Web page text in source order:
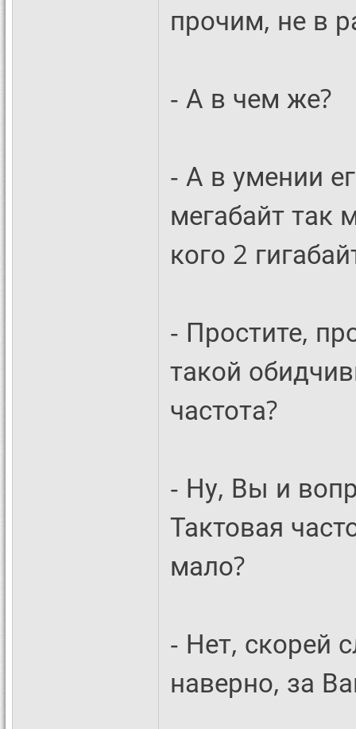
прочим, не в
- А в чем же?
- А в умении
мегабайт так
кого 2
- Простите,
такой
частота?
- Ну, Вы и
Тактовая
мало?
- Нет, скорей
наверно, за